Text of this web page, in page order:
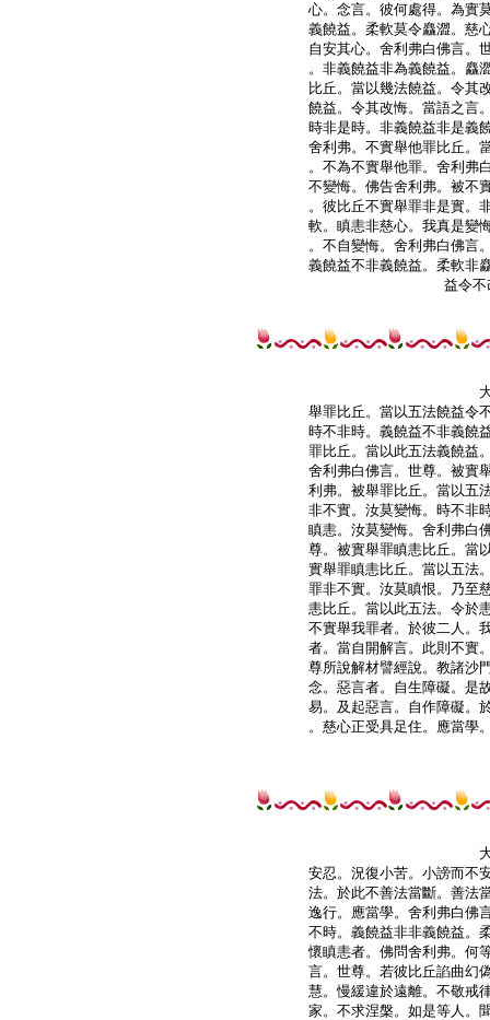
心。念言。彼何處得。為實
義饒益。柔軟莫令麤澀。慈
自安其心。舍利弗白佛言。
。非義饒益非為義饒益。麤
比丘。當以幾法饒益。令其
饒益。令其改悔。當語之言
時非是時。非義饒益非是義
舍利弗。不實舉他罪比丘。
。不為不實舉他罪。舍利弗
不變悔。佛告舍利弗。被不
。彼比丘不實舉罪非是實。
軟。瞋恚非慈心。我真是變
。不自變悔。舍利弗白佛言
義饒益不非義饒益。柔軟非
舉罪比丘。當以五法饒益令
時不非時。義饒益不非義饒
罪比丘。當以此五法義饒益
舍利弗白佛言。世尊。被實
利弗。被舉罪比丘。當以五
非不實。汝莫變悔。時不非
瞋恚。汝莫變悔。舍利弗白
尊。被實舉罪瞋恚比丘。當
實舉罪瞋恚比丘。當以五法
罪非不實。汝莫瞋恨。乃至
恚比丘。當以此五法。令於
不實舉我罪者。於彼二人。
者。當自開解言。此則不實
尊所說解材譬經說。教諸沙
念。惡言者。自生障礙。是
易。及起惡言。自作障礙。
。慈心正受具足住。應當學
安忍。況復小苦。小謗而不
法。於此不善法當斷。善法
逸行。應當學。舍利弗白佛
不時。義饒益非非義饒益。
懷瞋恚者。佛問舍利弗。何
言。世尊。若彼比丘諂曲幻
慧。慢緩違於遠離。不敬戒
家。不求涅槃。如是等人。